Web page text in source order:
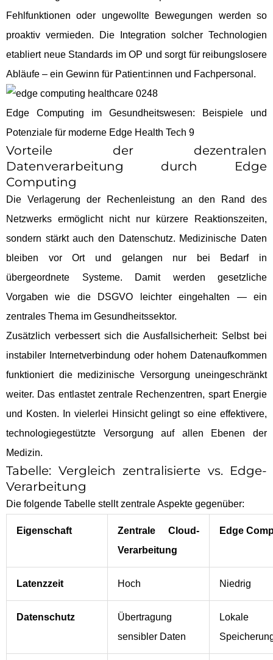
Fehlfunktionen oder ungewollte Bewegungen werden so
proaktiv vermieden. Die Integration solcher Technologien
etabliert neue Standards im OP und sorgt für reibungslosere
Abläufe – ein Gewinn für Patient:innen und Fachpersonal.
Edge Computing im Gesundheitswesen: Beispiele und
Potenziale für moderne Edge Health Tech 9
Vorteile der dezentralen
Datenverarbeitung durch Edge
Computing
Die Verlagerung der Rechenleistung an den Rand des
Netzwerks ermöglicht nicht nur kürzere Reaktionszeiten,
sondern stärkt auch den Datenschutz. Medizinische Daten
bleiben vor Ort und gelangen nur bei Bedarf in
übergeordnete Systeme. Damit werden gesetzliche
Vorgaben wie die DSGVO leichter eingehalten — ein
zentrales Thema im Gesundheitssektor.
Zusätzlich verbessert sich die Ausfallsicherheit: Selbst bei
instabiler Internetverbindung oder hohem Datenaufkommen
funktioniert die medizinische Versorgung uneingeschränkt
weiter. Das entlastet zentrale Rechenzentren, spart Energie
und Kosten. In vielerlei Hinsicht gelingt so eine effektivere,
technologiegestützte Versorgung auf allen Ebenen der
Medizin.
Tabelle: Vergleich zentralisierte vs. Edge-
Verarbeitung
Die folgende Tabelle stellt zentrale Aspekte gegenüber:
Eigenschaft
Zentrale Cloud-
Verarbeitung
Edge
Latenzzeit Hoch Niedrig
Datenschutz
Übertragung
sensibler Daten
Lokale